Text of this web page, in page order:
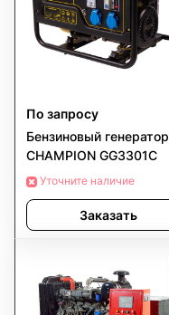
По запросу
Бензиновый генератор
CHAMPION GG3301C
Уточните наличие
Заказать